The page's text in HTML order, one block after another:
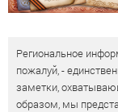
Региональное
пожалуй, -
заметки,
образом, мы